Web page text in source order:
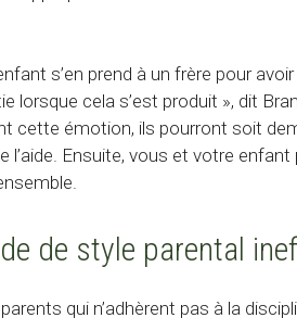
s’en prend à un frère pour
lorsque cela s’est produit », dit
cette émotion, ils pourront soit
l’aide. Ensuite, vous et votre
de style parental
qui n’adhèrent pas à la